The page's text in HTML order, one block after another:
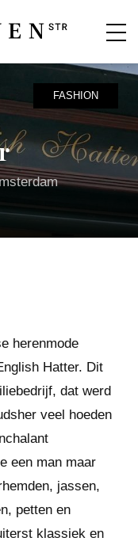
FASHION
herenmode
Hatter. Dit
dat werd
veel hoeden
een man maar
jassen,
petten en
klassiek en
bekendste
indrukwekkende
aan
van
tot stijlvolle
internationale
De
niet alleen